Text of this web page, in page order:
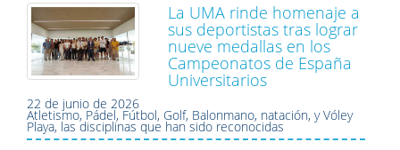
La UMA rinde homenaje a
sus deportistas tras lograr
nueve medallas en los
Campeonatos de España
Universitarios
22 de junio de 2026
Atletismo, Pádel, Fútbol, Golf, Balonmano, natación, y Vóley
Playa, las disciplinas que han sido reconocidas